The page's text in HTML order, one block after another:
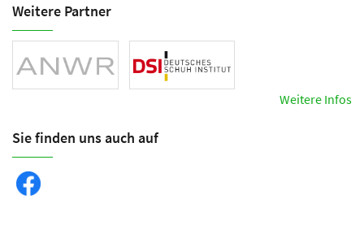
Weitere Partner
Weitere Infos
Sie finden uns auch auf